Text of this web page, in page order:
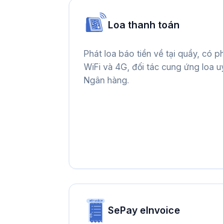
Loa thanh toán
Phát loa báo tiền về tại quầy, có
WiFi và 4G, đối tác cung ứng loa
Ngân hàng.
SePay eInvoice